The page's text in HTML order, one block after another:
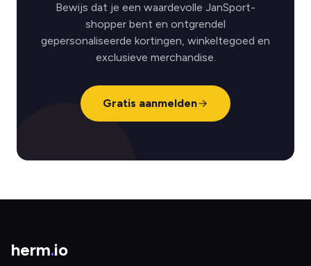
Bewijs dat je een waardevolle JanSport-
shopper bent en ontgrendel
gepersonaliseerde kortingen, winkeltegoed en
exclusieve merchandise.
Gratis aanmelden
herm.io